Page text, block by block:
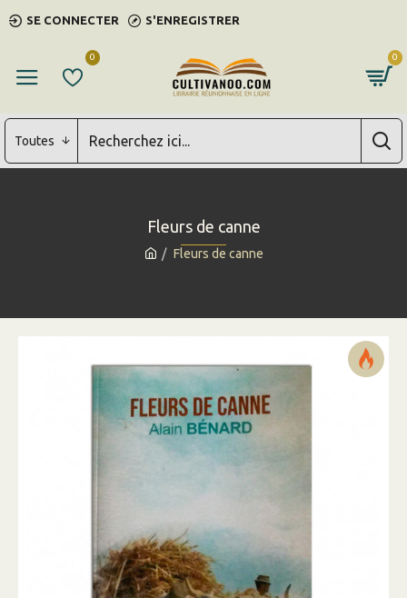
SE CONNECTER S'ENREGISTRER
0 0
Toutes
Fleurs de canne
Fleurs de canne